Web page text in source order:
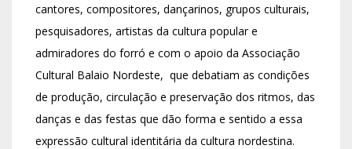
cantores, compositores, dançarinos, grupos culturais,
pesquisadores, artistas da cultura popular e
admiradores do forró e com o apoio da Associação
Cultural Balaio Nordeste, que debatiam as condições
de produção, circulação e preservação dos ritmos, das
danças e das festas que dão forma e sentido a essa
expressão cultural identitária da cultura nordestina.